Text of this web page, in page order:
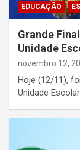
EDUCAÇÃO
Grande
Unidade
novembro 12,
Hoje (12/11),
Unidade